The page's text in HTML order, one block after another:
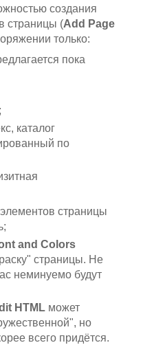
создания
страницы (Add Page
только:
пока
каталог
по
страницы
and Colors
страницы. Не
неминуемо будут
HTMLможет
но
всего придётся.